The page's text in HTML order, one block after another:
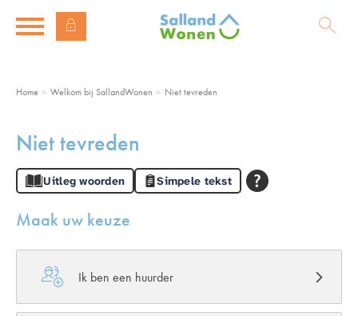
Naar de homepage
Ga naar Hoofd
Home Welkom bij SallandWonen Niet tevreden
Niet tevreden
Uitleg woorden Simpele tekst
Maak uw keuze
 Ik ben een huurder